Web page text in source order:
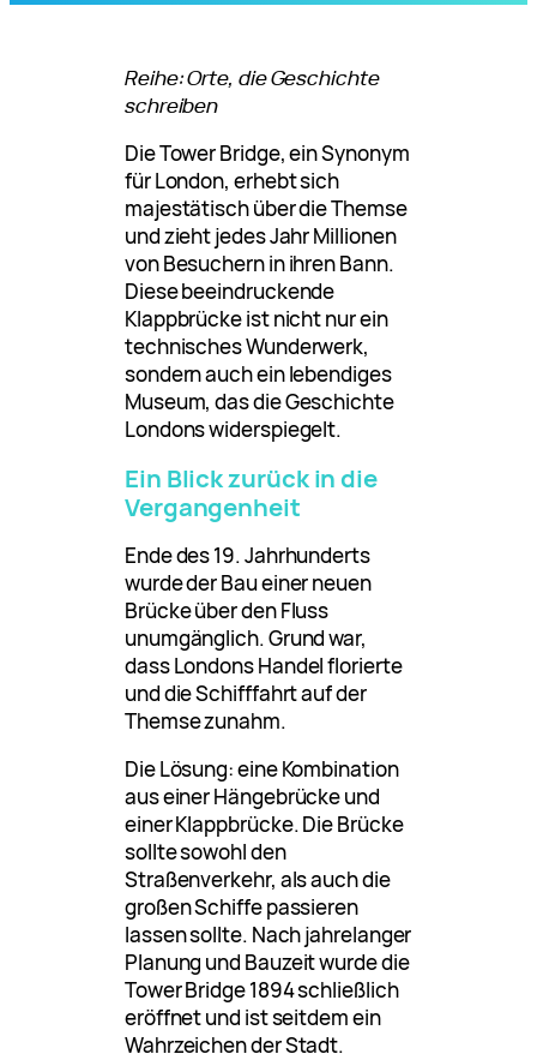
Reihe: Orte, die Geschichte
schreiben
Die Tower Bridge, ein Synonym
für London, erhebt sich
majestätisch über die Themse
und zieht jedes Jahr Millionen
von Besuchern in ihren Bann.
Diese beeindruckende
Klappbrücke ist nicht nur ein
technisches Wunderwerk,
sondern auch ein lebendiges
Museum, das die Geschichte
Londons widerspiegelt.
Ein Blick zurück in die
Vergangenheit
Ende des 19. Jahrhunderts
wurde der Bau einer neuen
Brücke über den Fluss
unumgänglich. Grund war,
dass Londons Handel florierte
und die Schifffahrt auf der
Themse zunahm.
Die Lösung: eine Kombination
aus einer Hängebrücke und
einer Klappbrücke. Die Brücke
sollte sowohl den
Straßenverkehr, als auch die
großen Schiffe passieren
lassen sollte. Nach jahrelanger
Planung und Bauzeit wurde die
Tower Bridge 1894 schließlich
eröffnet und ist seitdem ein
Wahrzeichen der Stadt.